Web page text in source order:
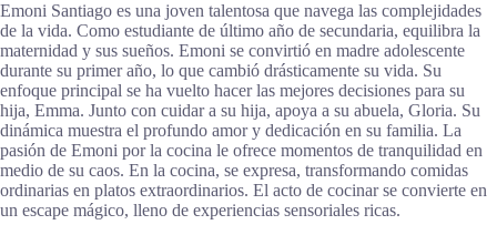
Emoni Santiago es una joven talentosa que navega las complejidades
de la vida. Como estudiante de último año de secundaria, equilibra la
maternidad y sus sueños. Emoni se convirtió en madre adolescente
durante su primer año, lo que cambió drásticamente su vida. Su
enfoque principal se ha vuelto hacer las mejores decisiones para su
hija, Emma. Junto con cuidar a su hija, apoya a su abuela, Gloria. Su
dinámica muestra el profundo amor y dedicación en su familia. La
pasión de Emoni por la cocina le ofrece momentos de tranquilidad en
medio de su caos. En la cocina, se expresa, transformando comidas
ordinarias en platos extraordinarios. El acto de cocinar se convierte en
un escape mágico, lleno de experiencias sensoriales ricas.